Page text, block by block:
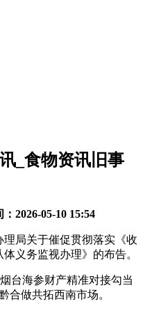
_食物资讯旧事
2026-05-10 15:54
局关于催促贯彻落实《收
义务监视办理》的布告。
台海参财产精准对接勾当
合做共拓西南市场。